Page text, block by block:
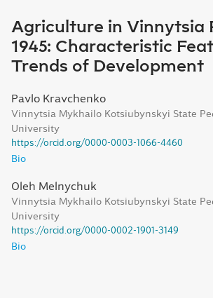
Agriculture in Vinnytsia
1945: Characteristic
Trends of Development
Pavlo Kravchenko
Vinnytsia Mykhailo Kotsiubynskyi State
University
https://orcid.org/0000-0003-1066-4460
Bio
Oleh Melnychuk
Vinnytsia Mykhailo Kotsiubynskyi State
University
https://orcid.org/0000-0002-1901-3149
Bio